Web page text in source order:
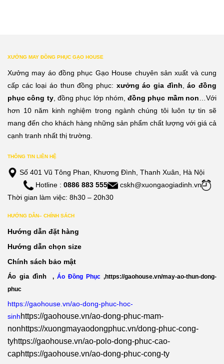
XƯỞNG MAY ĐỒNG PHỤC GẠO HOUSE
Xưởng may áo đồng phục Gạo House chuyên sản xuất và cung
cấp các loại áo thun đồng phục: xưởng áo gia đình ,áo đồng
phục công ty, đồng phục lớp nhóm,đồng phục mầm non …Với
hơn 10 năm kinh nghiệm trong ngành chúng tôi luôn tự tin sẽ
mang đến cho khách hàng những sản phẩm chất lượng với giá cả
cạnh tranh nhất thị trường.
THÔNG TIN LIÊN HỆ
Số 401 Vũ Tông Phan, Khương Đình, Thanh Xuân, Hà Nội
Hotline : 0886 883 555
cskh@xuongaogiadinh.vn
Thời gian làm việc: 8h30 – 20h30
HƯỚNG DẪN– CHÍNH SÁCH
Hướng dẫn đặt hàng
Hướng dẫn chọn size
Chính sách bảo mật
Áo gia đình , Áo Đồng Phục ,https://gaohouse.vn/may-ao-thun-dong-
phuc
https://gaohouse.vn/ao-dong-phuc-hoc-
sinhhttps://gaohouse.vn/ao-dong-phuc-mam-
nonhttps://xuongmayaodongphuc.vn/dong-phuc-cong-
tyhttps://gaohouse.vn/ao-polo-dong-phuc-cao-
caphttps://gaohouse.vn/ao-dong-phuc-cong-ty